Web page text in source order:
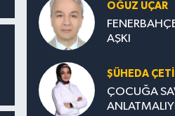
OĞUZ UÇAR
AŞKI
ŞÜHEDA
ÇOCUĞA